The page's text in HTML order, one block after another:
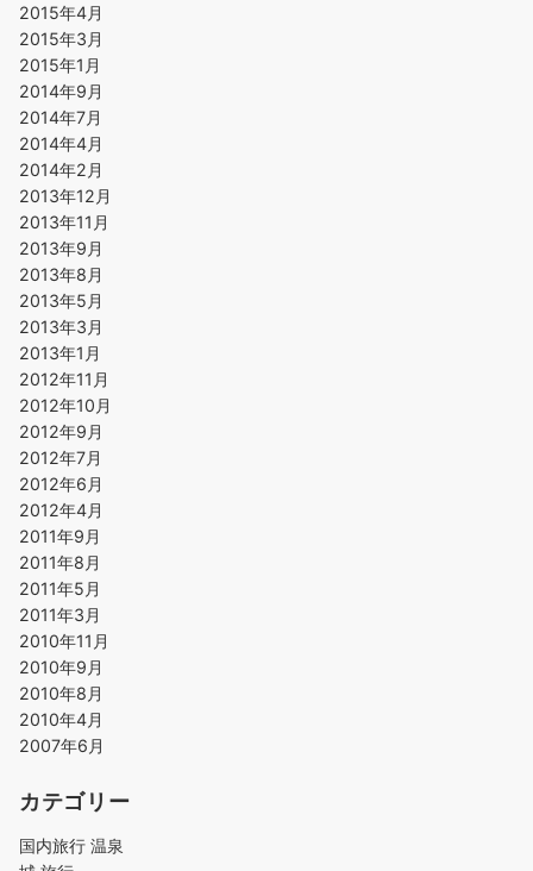
2015年4月
2015年3月
2015年1月
2014年9月
2014年7月
2014年4月
2014年2月
2013年12月
2013年11月
2013年9月
2013年8月
2013年5月
2013年3月
2013年1月
2012年11月
2012年10月
2012年9月
2012年7月
2012年6月
2012年4月
2011年9月
2011年8月
2011年5月
2011年3月
2010年11月
2010年9月
2010年8月
2010年4月
2007年6月
カテゴリー
国内旅行 温泉